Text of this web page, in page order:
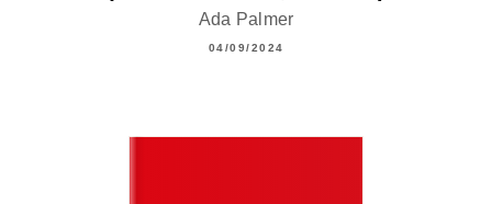
Ada Palmer
04/09/2024